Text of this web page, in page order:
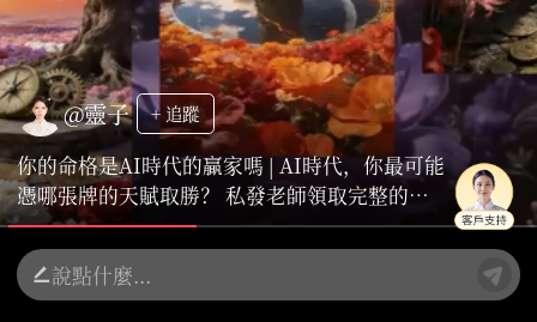
@靈子 + 追蹤
你的命格是AI時代的贏家嗎 | AI時代，你最可能
憑哪張牌的天賦取勝？ 私發老師領取完整的
《AI時代贏家命格指南》，看清你獨一無二的賽
道、行動策略與潛在陷阱： 真正的贏家，不是對
抗浪潮，而是知道自己的船有何種獨一無二的龍